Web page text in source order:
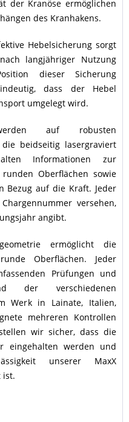
der Kranöse ermöglichen
des Kranhakens.
Hebelsicherung sorgt
langjähriger Nutzung
dieser Sicherung
dass der Hebel
umgelegt wird.
auf robusten
beidseitig lasergraviert
Informationen zur
Oberflächen sowie
Bezug auf die Kraft. Jeder
versehen,
angibt.
ermöglicht die
Oberflächen. Jeder
Prüfungen und
der verschiedenen
Werk in Lainate, Italien,
mehreren Kontrollen
wir sicher, dass die
eingehalten werden und
unserer MaxX
ist.